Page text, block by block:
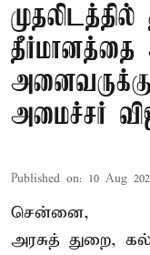
தீர்மானத்தை
அமைச்சர்
Published on: 10 Aug
சென்னை,
அரசுத் துறை,